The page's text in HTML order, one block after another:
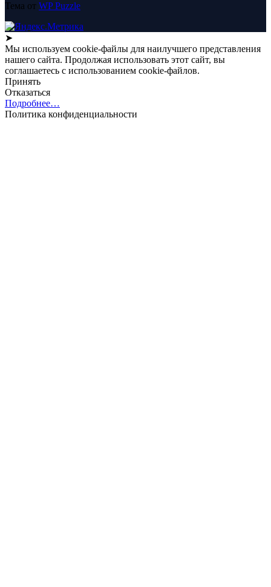
Тема от WP Puzzle
➤
Мы используем cookie-файлы для наилучшего представления
нашего сайта. Продолжая использовать этот сайт, вы
соглашаетесь с использованием cookie-файлов.
Принять
Отказаться
Подробнее…
Политика конфиденциальности